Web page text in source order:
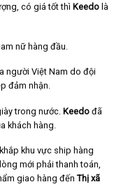
có giá tốt thì Keedo là
nữ hàng đầu.
người Việt Nam do đội
đảm nhận.
trong nước. Keedo đã
khách hàng.
khu vực ship hàng
mới phải thanh toán,
giao hàng đến Thị xã